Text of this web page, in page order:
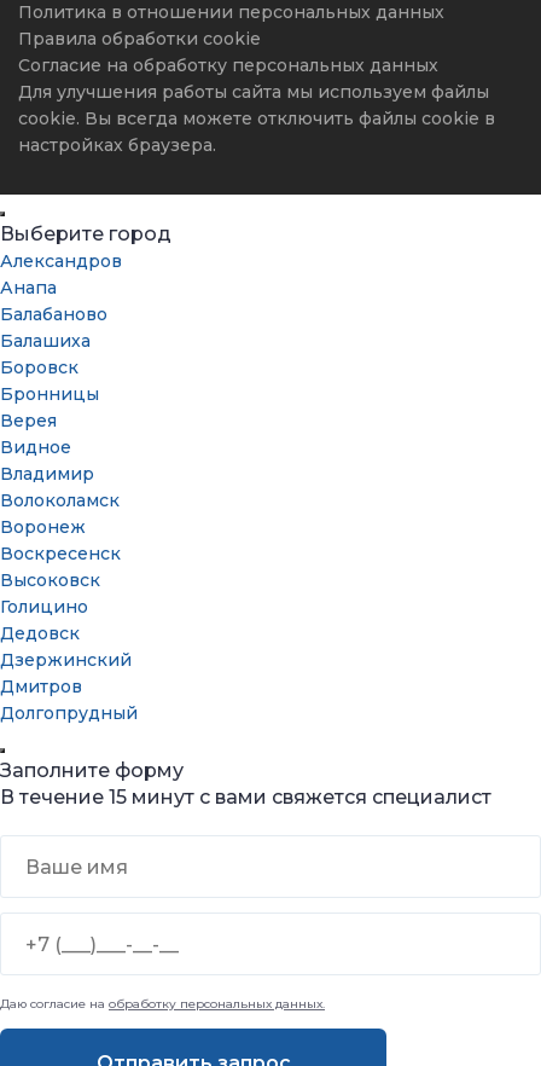
Политика в отношении персональных данных
Правила обработки cookie
Согласие на обработку персональных данных
Для улучшения работы сайта мы используем файлы
cookie. Вы всегда можете отключить файлы cookie в
настройках браузера.
Выберите город
Александров
Анапа
Балабаново
Балашиха
Боровск
Бронницы
Верея
Видное
Владимир
Волоколамск
Воронеж
Воскресенск
Высоковск
Голицино
Дедовск
Дзержинский
Дмитров
Долгопрудный
Дорохово
Дрезна
Железнодорожный
Жуковский
Звенигород
Ивантеевка
Истра
Калуга
Заполните форму
В течение 15 минут с вами свяжется специалист
Даю согласие на обработку персональных данных.